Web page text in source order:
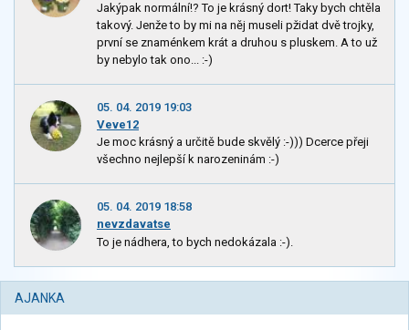
Jakýpak normální!? To je krásný dort! Taky bych chtěla
takový. Jenže to by mi na něj museli pžidat dvě trojky,
první se znaménkem krát a druhou s pluskem. A to už
by nebylo tak ono... :-)
05. 04. 2019 19:03
Veve12
Je moc krásný a určitě bude skvělý :-))) Dcerce přeji
všechno nejlepší k narozeninám :-)
05. 04. 2019 18:58
nevzdavatse
To je nádhera, to bych nedokázala :-).
AJANKA